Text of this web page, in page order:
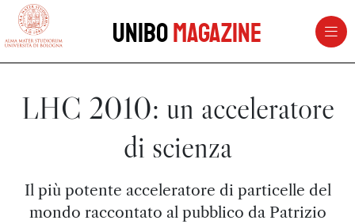
vai al contenuto della pagina
UniboMagazine
LHC 2010: un acceleratore
di scienza
Il più potente acceleratore di particelle del
mondo raccontato al pubblico da Patrizio